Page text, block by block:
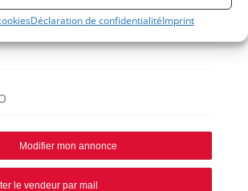
Déclaration de confidentialitéImprint
Modifier mon annonce
le vendeur par mail